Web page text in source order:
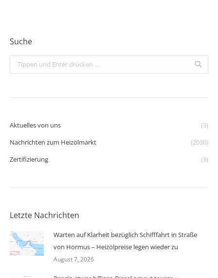
Suche
Search:
Aktuelles von uns
(3)
Nachrichten zum Heizölmarkt
(2030)
Zertifizierung
(3)
Letzte Nachrichten
Warten auf Klarheit bezüglich Schifffahrt in Straße
von Hormus – Heizölpreise legen wieder zu
August 7, 2026